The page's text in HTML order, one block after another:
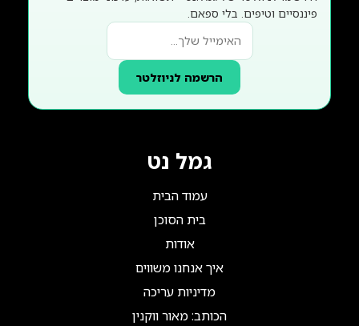
פיננסיים וטיפים. בלי ספאם.
הרשמה לניוזלטר
גמל נט
עמוד הבית
בית הסוכן
אודות
איך אנחנו משווים
מדיניות עריכה
הכותב: מאור ווקנין